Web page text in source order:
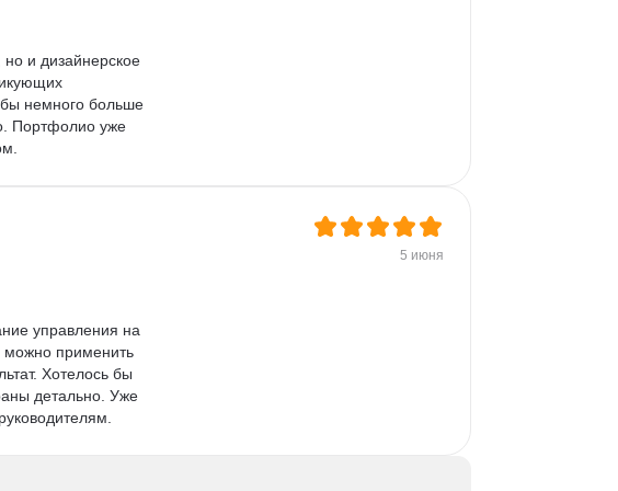
и дизайнерское
немного больше
Портфолио уже
5 июня
управления на
можно применить
Хотелось бы
детально. Уже